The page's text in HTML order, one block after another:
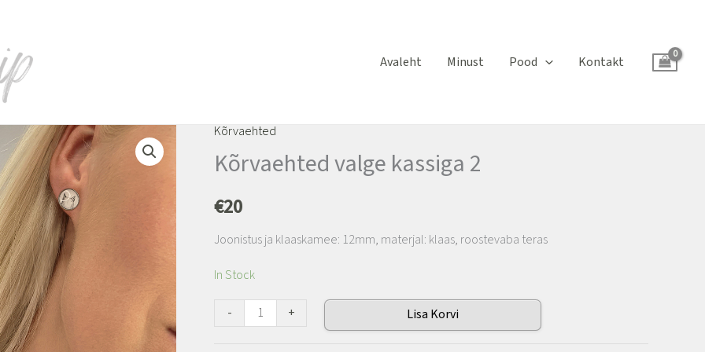
Avaleht Minust Pood Kontakt
Kõrvaehted
Kõrvaehted valge kassiga 2
€20
Joonistus ja klaaskamee: 12mm, materjal: klaas, roostevaba teras
In Stock
-
Kõrvaehted
valge
2
+ Lisa Korvi